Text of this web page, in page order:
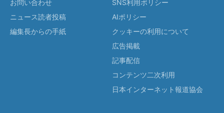
お問い合わせ
ニュース読者投稿
編集長からの手紙
SNS利用ポリシー
AIポリシー
クッキーの利用について
広告掲載
記事配信
コンテンツ二次利用
日本インターネット報道協会